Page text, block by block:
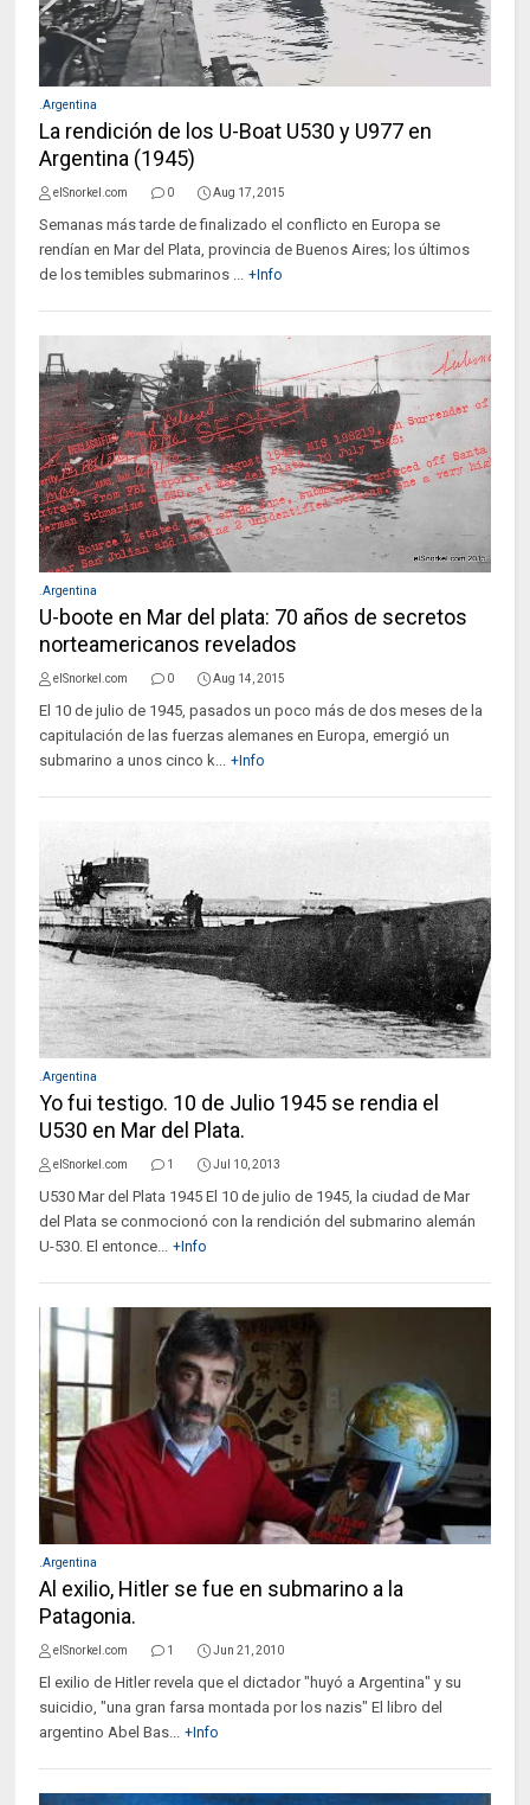
.Argentina
La rendición de los U-Boat U530 y U977 en
Argentina (1945)
elSnorkel.com 0 Aug 17, 2015
Semanas más tarde de finalizado el conflicto en Europa se
rendían en Mar del Plata, provincia de Buenos Aires; los últimos
de los temibles submarinos ... +Info
.Argentina
U-boote en Mar del plata: 70 años de secretos
norteamericanos revelados
elSnorkel.com 0 Aug 14, 2015
El 10 de julio de 1945, pasados un poco más de dos meses de la
capitulación de las fuerzas alemanes en Europa, emergió un
submarino a unos cinco k... +Info
.Argentina
Yo fui testigo. 10 de Julio 1945 se rendia el
U530 en Mar del Plata.
elSnorkel.com 1 Jul 10, 2013
U530 Mar del Plata 1945 El 10 de julio de 1945, la ciudad de Mar
del Plata se conmocionó con la rendición del submarino alemán
U-530. El entonce... +Info
.Argentina
Al exilio, Hitler se fue en submarino a la
Patagonia.
elSnorkel.com 1 Jun 21, 2010
El exilio de Hitler revela que el dictador "huyó a Argentina" y su
suicidio, "una gran farsa montada por los nazis" El libro del
argentino Abel Bas... +Info